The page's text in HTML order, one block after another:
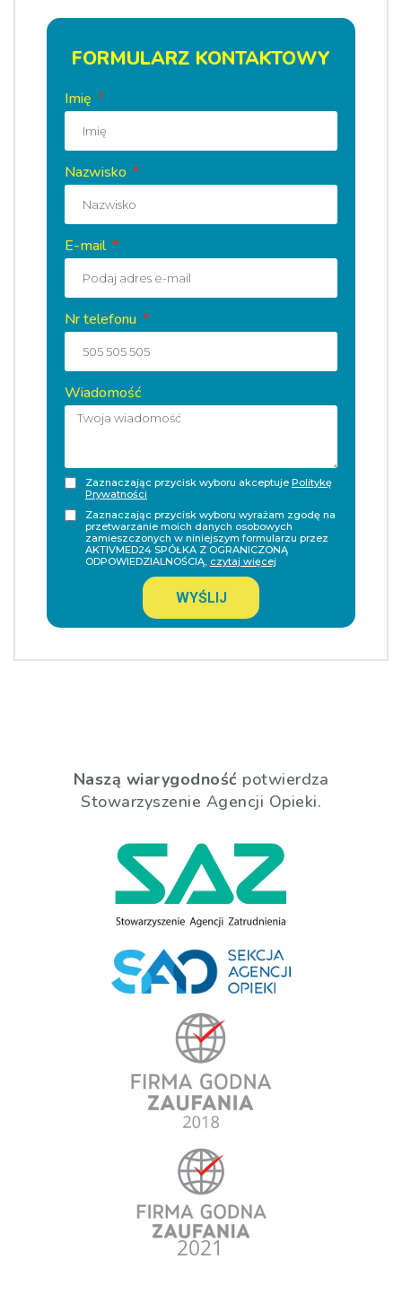
FORMULARZ KONTAKTOWY
Imię
Nazwisko
E-mail
Nr telefonu
Wiadomość
Zaznaczając przycisk wyboru akceptuje Politykę
Prywatności
Zaznaczając przycisk wyboru wyrażam zgodę na
przetwarzanie moich danych osobowych
zamieszczonych w niniejszym formularzu przez
AKTIVMED24 SPÓŁKA Z OGRANICZONĄ
ODPOWIEDZIALNOŚCIĄ, czytaj więcej
WYŚLIJ
Naszą wiarygodność potwierdza
Stowarzyszenie Agencji Opieki.